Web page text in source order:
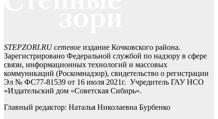
STEPZORI.RU сетевое издание Кочковского района.
Зарегистрировано Федеральной службой по надзору в сфере
связи, информационных технологий и массовых
коммуникаций (Роскомнадзор), свидетельство о регистрации
Эл № ФС77-81539 от 16 июля 2021г. Учредитель ГАУ НСО
«Издательский дом «Советская Сибирь».
Главный редактор: Наталья Николаевна Бурбенко